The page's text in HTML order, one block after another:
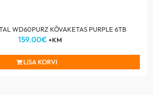
WD60PURZ KÕVAKETAS PURPLE 6TB
159.00€ +KM
LISA KORVI